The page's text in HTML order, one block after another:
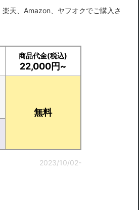
楽天、Amazon、ヤフオクでご購入さ
商品代金(税込)
22,000円~
無料
2023/10/02-